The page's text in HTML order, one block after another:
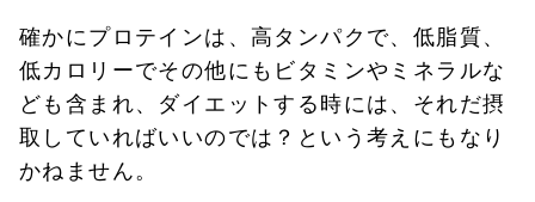
確かにプロテインは、高タンパクで、低脂質、
低カロリーでその他にもビタミンやミネラルな
ども含まれ、ダイエットする時には、それだ摂
取していればいいのでは？という考えにもなり
かねません。